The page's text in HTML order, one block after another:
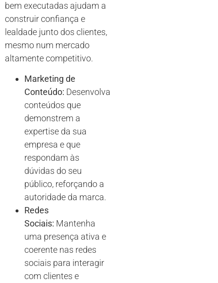
bem executadas ajudam a
construir confiança e
lealdade junto dos clientes,
mesmo num mercado
altamente competitivo.
Marketing de
Conteúdo: Desenvolva
conteúdos que
demonstrem a
expertise da sua
empresa e que
respondam às
dúvidas do seu
público, reforçando a
autoridade da marca.
Redes
Sociais: Mantenha
uma presença ativa e
coerente nas redes
sociais para interagir
com clientes e